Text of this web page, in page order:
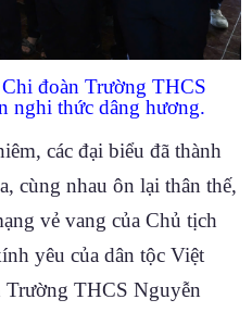
đoàn Trường THCS
nghi thức dâng hương.
các đại biểu đã thành
cùng nhau ôn lại thân thế,
vẻ vang của Chủ tịch
yêu của dân tộc Việt
THCS Nguyễn